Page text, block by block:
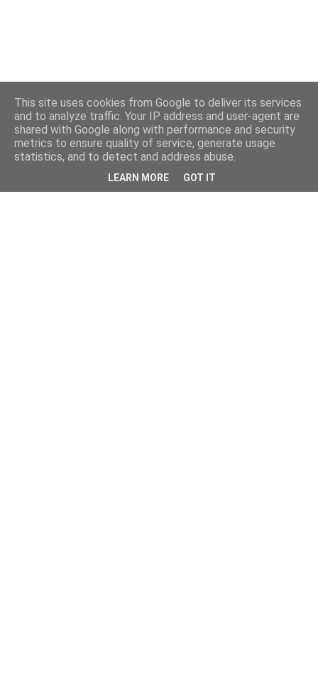
This site uses cookies from Google to deliver its services
and to analyze traffic. Your IP address and user-agent are
shared with Google along with performance and security
metrics to ensure quality of service, generate usage
statistics, and to detect and address abuse.
LEARN MORE GOT IT